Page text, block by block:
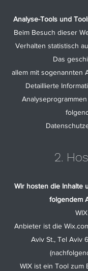
Analyse-Tools und
Beim Besuch dieser
Verhalten statistisch
Das
allem mit sogenannten
Detaillierte
2.
Wir hosten die Inhalte
folgendem
WIX
Anbieter ist die
Aviv St., Tel Aviv
WIX ist ein Tool zum